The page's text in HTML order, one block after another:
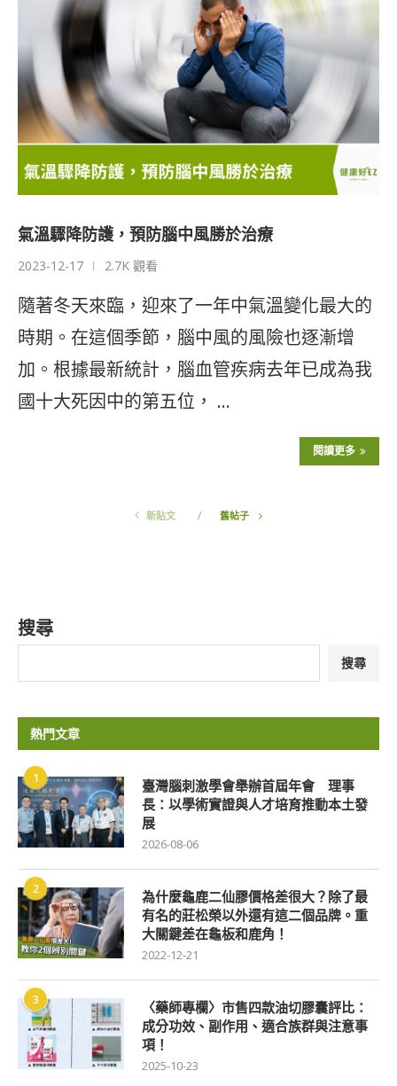
氣溫驟降防護，預防腦中風勝於治療
2023-12-17 2.7K 觀看
隨著冬天來臨，迎來了一年中氣溫變化最大的
時期。在這個季節，腦中風的風險也逐漸增
加。根據最新統計，腦血管疾病去年已成為我
國十大死因中的第五位， …
閱讀更多
新貼文 舊帖子
搜尋
搜尋
熱門文章
1
臺灣腦刺激學會舉辦首屆年會 理事
長：以學術實證與人才培育推動本土發
展
2026-08-06
2
為什麼龜鹿二仙膠價格差很大？除了最
有名的莊松榮以外還有這二個品牌。重
大關鍵差在龜板和鹿角！
2022-12-21
3
〈藥師專欄〉市售四款油切膠囊評比：
成分功效、副作用、適合族群與注意事
項！
2025-10-23